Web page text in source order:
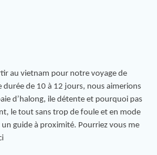
au vietnam pour notre voyage de
durée de 10 à 12 jours, nous aimerions
d’halong, ile détente et pourquoi pas
le tout sans trop de foule et en mode
guide à proximité. Pourriez vous me